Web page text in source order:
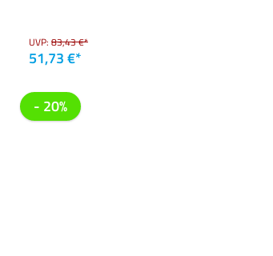
UVP: 83,43 €*
51,73 €*
- 20%